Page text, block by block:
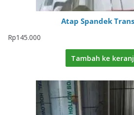
Atap Spandek
Rp145.000
Tambah ke